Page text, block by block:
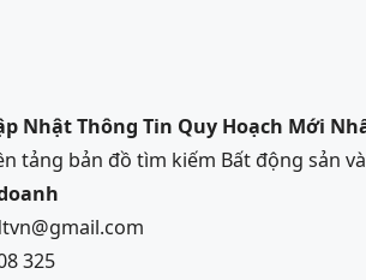
Nhật Thông Tin Quy Hoạch Mới
tảng bản đồ tìm kiếm Bất động sản
325